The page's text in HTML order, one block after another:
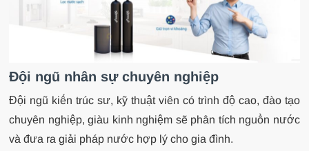
Đội ngũ nhân sự chuyên nghiệp
Đội ngũ kiến trúc sư, kỹ thuật viên có trình độ cao, đào tạo
chuyên nghiệp, giàu kinh nghiệm sẽ phân tích nguồn nước
và đưa ra giải pháp nước hợp lý cho gia đình.